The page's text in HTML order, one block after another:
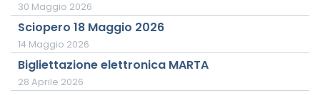
30 Maggio 2026
Sciopero 18 Maggio 2026
14 Maggio 2026
Bigliettazione elettronica MARTA
28 Aprile 2026